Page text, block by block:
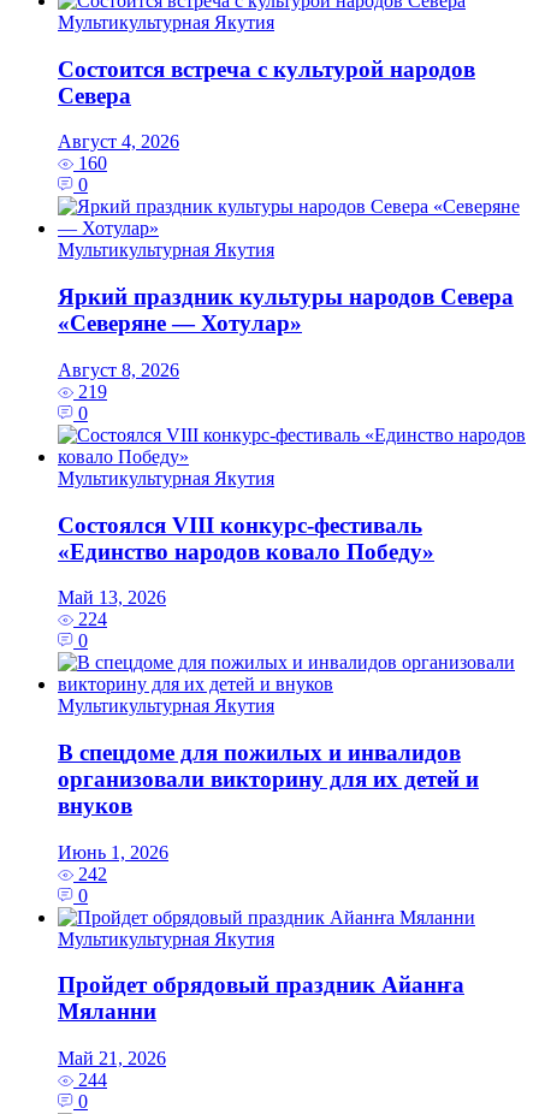
Мультикультурная Якутия
Состоится встреча с культурой народов
Севера
Август 4, 2026
160
0
Мультикультурная Якутия
Яркий праздник культуры народов Севера
«Северяне — Хотулар»
Август 8, 2026
219
0
Мультикультурная Якутия
Состоялся VIII конкурс-фестиваль
«Единство народов ковало Победу»
Май 13, 2026
224
0
Мультикультурная Якутия
В спецдоме для пожилых и инвалидов
организовали викторину для их детей и
внуков
Июнь 1, 2026
242
0
Мультикультурная Якутия
Пройдет обрядовый праздник Айанҥа
Мяланни
Май 21, 2026
244
0